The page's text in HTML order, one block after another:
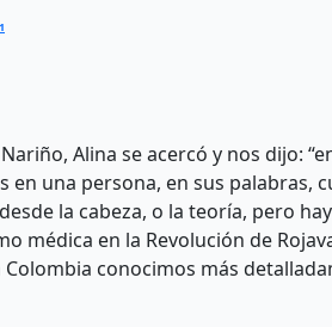
1
Alina se acercó y nos dijo:
en una persona, en sus
la cabeza, o la teoría, pero
médica en la Revolución de
conocimos más